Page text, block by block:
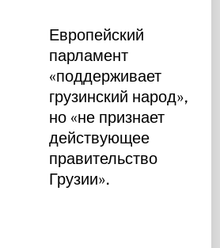
Европейский
парламент
«поддерживает
грузинский народ»,
но «не признает
действующее
правительство
Грузии».